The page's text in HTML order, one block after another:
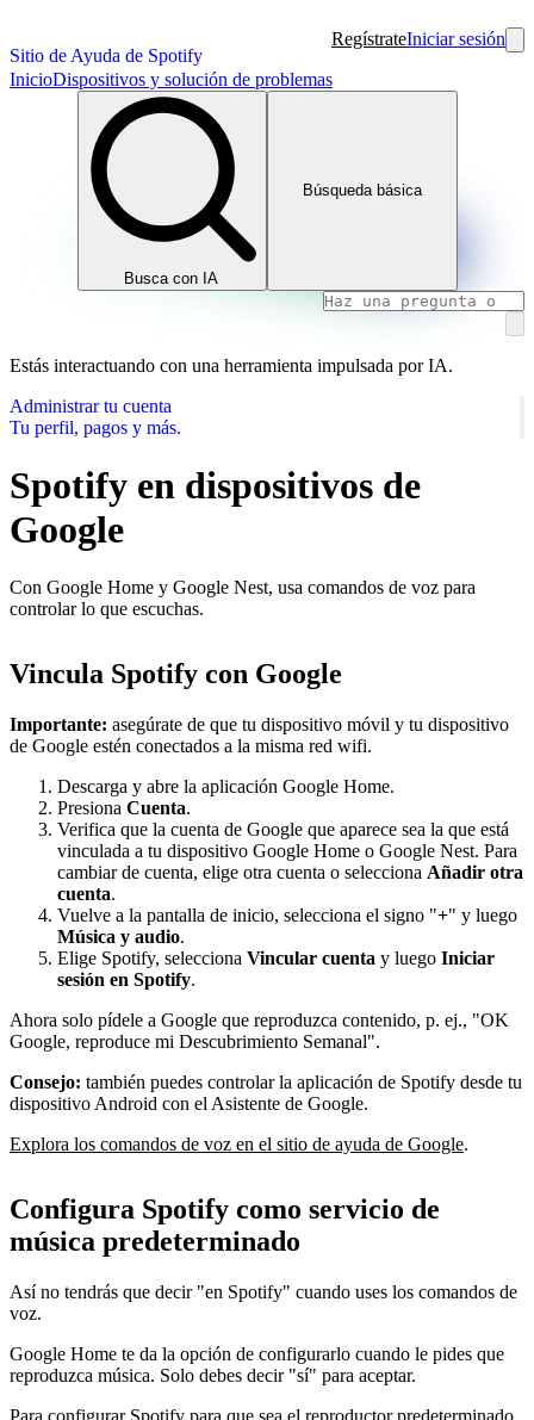
Sitio de Ayuda de Spotify
RegístrateIniciar sesión
InicioDispositivos y solución de problemas
Busca con IA
Búsqueda básica
Estás interactuando con una herramienta impulsada por IA.
Administrar tu cuenta
Tu perfil, pagos y más.
Spotify en dispositivos de
Google
Con Google Home y Google Nest, usa comandos de voz para
controlar lo que escuchas.
Vincula Spotify con Google
Importante: asegúrate de que tu dispositivo móvil y tu dispositivo
de Google estén conectados a la misma red wifi.
Descarga y abre la aplicación Google Home.
Presiona Cuenta.
Verifica que la cuenta de Google que aparece sea la que está
vinculada a tu dispositivo Google Home o Google Nest. Para
cambiar de cuenta, elige otra cuenta o selecciona Añadir otra
cuenta.
Vuelve a la pantalla de inicio, selecciona el signo "+" y luego
Música y audio.
Elige Spotify, selecciona Vincular cuenta y luego Iniciar
sesión en Spotify.
Ahora solo pídele a Google que reproduzca contenido, p. ej., "OK
Google, reproduce mi Descubrimiento Semanal".
Consejo: también puedes controlar la aplicación de Spotify desde tu
dispositivo Android con el Asistente de Google.
Explora los comandos de voz en el sitio de ayuda de Google.
Configura Spotify como servicio de
música predeterminado
Así no tendrás que decir "en Spotify" cuando uses los comandos de
voz.
Google Home te da la opción de configurarlo cuando le pides que
reproduzca música. Solo debes decir "sí" para aceptar.
Para configurar Spotify para que sea el reproductor predeterminado